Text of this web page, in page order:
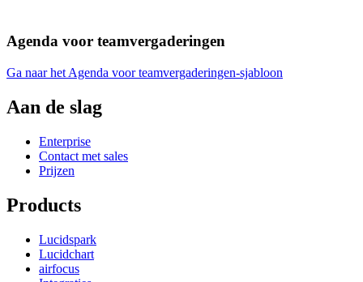
Agenda voor teamvergaderingen
Ga naar het Agenda voor teamvergaderingen-sjabloon
Aan de slag
Enterprise
Contact met sales
Prijzen
Products
Lucidspark
Lucidchart
airfocus